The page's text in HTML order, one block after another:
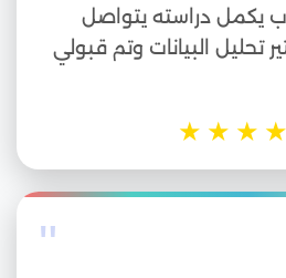
يكمل دراسته يتواصل
تحليل البيانات وتم قبولي
★
★
★
★
"